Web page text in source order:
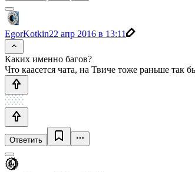
EgorKotkin22 апр 2016 в 13:11
Каких именно багов?
Что каасется чата, на Твиче тоже раньше так
Ответить